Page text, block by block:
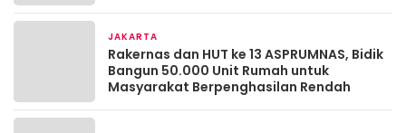
JAKARTA
Rakernas dan HUT ke 13 ASPRUMNAS, Bidik
Bangun 50.000 Unit Rumah untuk
Masyarakat Berpenghasilan Rendah